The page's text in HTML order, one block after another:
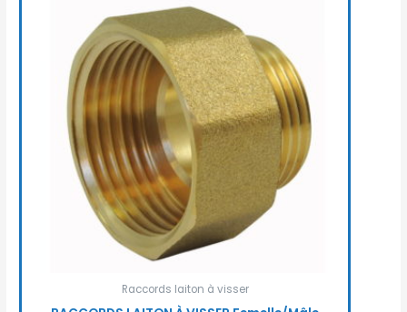
Raccords laiton à visser